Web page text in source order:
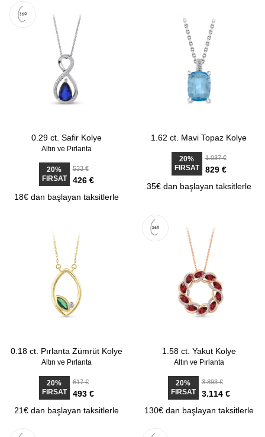
0.29 ct. Safir Kolye
Altın ve Pırlanta
20%
FIRSAT
533 €
426 €
18€ dan başlayan taksitlerle
1.62 ct. Mavi Topaz Kolye
20%
FIRSAT
1.037 €
829 €
35€ dan başlayan taksitlerle
0.18 ct. Pırlanta Zümrüt Kolye
Altın ve Pırlanta
20%
FIRSAT
617 €
493 €
21€ dan başlayan taksitlerle
1.58 ct. Yakut Kolye
Altın ve Pırlanta
20%
FIRSAT
3.893 €
3.114 €
130€ dan başlayan taksitlerle